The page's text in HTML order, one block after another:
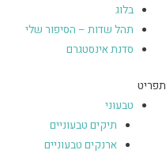
בלוג
תהל שדות – הסיפור שלי
סדנת אינסטגרם
תפריט
טבעוני
תיקים טבעוניים
ארנקים טבעוניים